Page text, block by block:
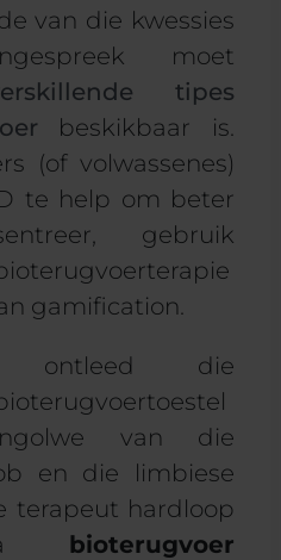
van die kwessies
moet
tipes
beskikbaar is.
(of volwassenes)
te help om beter
gebruik
gamification.
ontleed die
van die
en die limbiese
terapeut hardloop
a bioterugvoer